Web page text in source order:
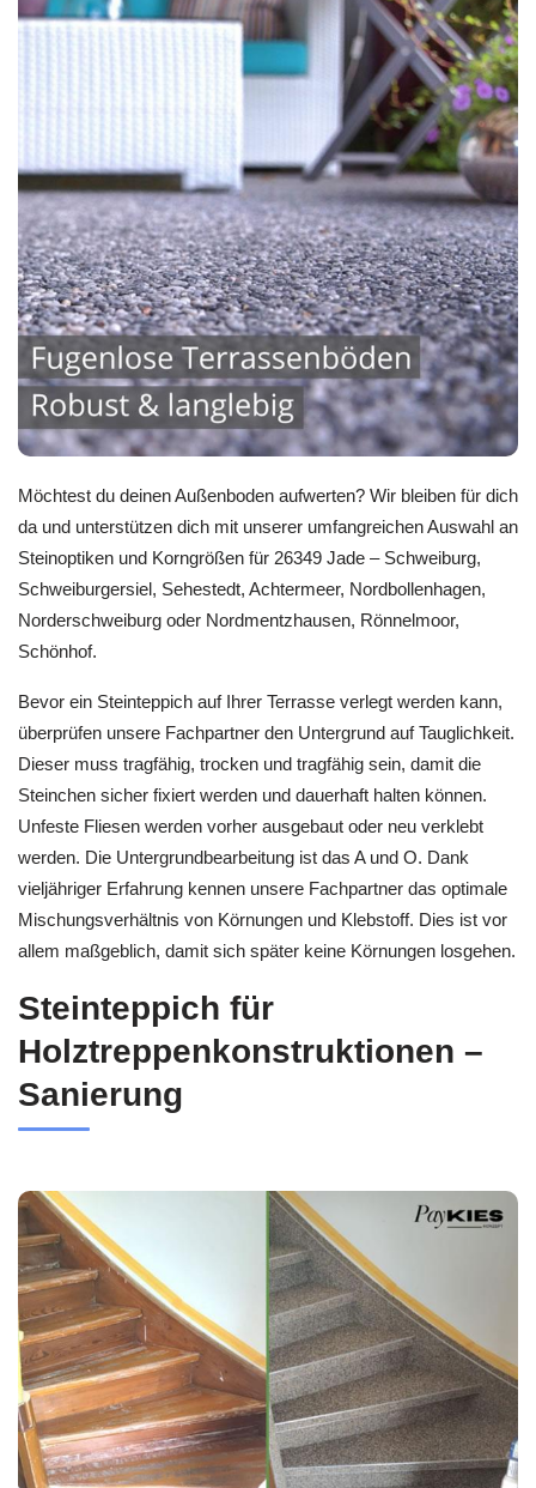
Möchtest du deinen Außenboden aufwerten? Wir bleiben für dich
da und unterstützen dich mit unserer umfangreichen Auswahl an
Steinoptiken und Korngrößen für 26349 Jade – Schweiburg,
Schweiburgersiel, Sehestedt, Achtermeer, Nordbollenhagen,
Norderschweiburg oder Nordmentzhausen, Rönnelmoor,
Schönhof.
Bevor ein Steinteppich auf Ihrer Terrasse verlegt werden kann,
überprüfen unsere Fachpartner den Untergrund auf Tauglichkeit.
Dieser muss tragfähig, trocken und tragfähig sein, damit die
Steinchen sicher fixiert werden und dauerhaft halten können.
Unfeste Fliesen werden vorher ausgebaut oder neu verklebt
werden. Die Untergrundbearbeitung ist das A und O. Dank
vieljähriger Erfahrung kennen unsere Fachpartner das optimale
Mischungsverhältnis von Körnungen und Klebstoff. Dies ist vor
allem maßgeblich, damit sich später keine Körnungen losgehen.
Steinteppich für
Holztreppenkonstruktionen –
Sanierung